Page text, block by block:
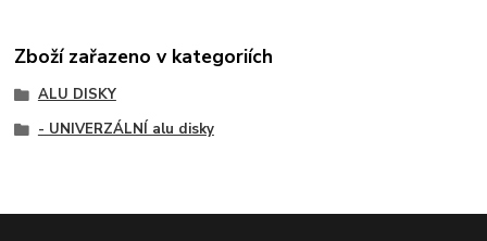
Zboží zařazeno v kategoriích
ALU DISKY
- UNIVERZÁLNÍ alu disky